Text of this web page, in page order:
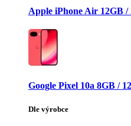
Apple iPhone Air 12GB
Google Pixel 10a 8GB /
Dle výrobce